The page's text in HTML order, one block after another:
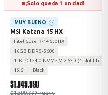
¡Solo queda 1 unidad!
MUY BUENO ?
MSI Katana 15 HX
Intel Core i7-14650HX
16GB DDR5-5600
1TB PCIe 4.0 NVMe M.2 SSD (1 slot libre
15.6"
Black
$1.049.990
$1.399.990 nuevo